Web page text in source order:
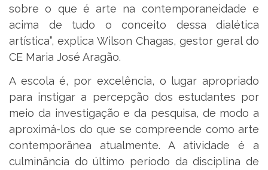
sobre o que é arte na contemporaneidade e
acima de tudo o conceito dessa dialética
artística”, explica Wilson Chagas, gestor geral do
CE Maria José Aragão.
A escola é, por excelência, o lugar apropriado
para instigar a percepção dos estudantes por
meio da investigação e da pesquisa, de modo a
aproximá-los do que se compreende como arte
contemporânea atualmente. A atividade é a
culminância do último período da disciplina de